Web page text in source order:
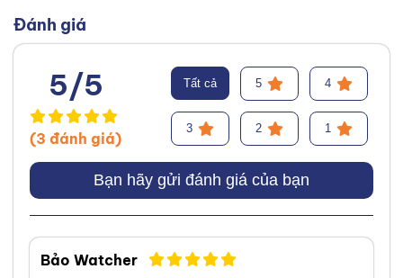
chọn tốt nhất và phù hợp với
khách hàng.Facebook,TikTok,
Youtube,
Đánh giá
5/5
(3 đánh giá)
Tất cả 5 4
3 2 1
Bạn hãy gửi đánh giá của bạn
Bảo Watcher